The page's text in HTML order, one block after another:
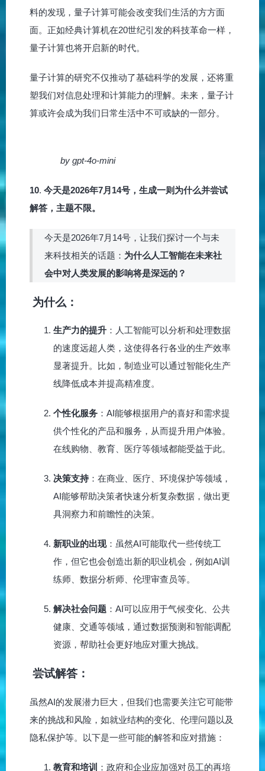
料的发现，量子计算可能会改变我们生活的方方面
面。正如经典计算机在20世纪引发的科技革命一样，
量子计算也将开启新的时代。
量子计算的研究不仅推动了基础科学的发展，还将重
塑我们对信息处理和计算能力的理解。未来，量子计
算或许会成为我们日常生活中不可或缺的一部分。
by gpt-4o-mini
10. 今天是2026年7月14号，生成一则为什么并尝试
解答，主题不限。
今天是2026年7月14号，让我们探讨一个与未
来科技相关的话题： 为什么人工智能在未来社
会中对人类发展的影响将是深远的？
为什么：
生产力的提升 ：人工智能可以分析和处理数据
的速度远超人类，这使得各行各业的生产效率
显著提升。比如，制造业可以通过智能化生产
线降低成本并提高精准度。
个性化服务 ：AI能够根据用户的喜好和需求提
供个性化的产品和服务，从而提升用户体验。
在线购物、教育、医疗等领域都能受益于此。
决策支持：在商业、医疗、环境保护等领域，
AI能够帮助决策者快速分析复杂数据，做出更
具洞察力和前瞻性的决策。
新职业的出现：虽然AI可能取代一些传统工
作，但它也会创造出新的职业机会，例如AI训
练师、数据分析师、伦理审查员等。
解决社会问题 ：AI可以应用于气候变化、公共
健康、交通等领域，通过数据预测和智能调配
资源，帮助社会更好地应对重大挑战。
尝试解答：
虽然AI的发展潜力巨大，但我们也需要关注它可能带
来的挑战和风险，如就业结构的变化、伦理问题以及
隐私保护等。以下是一些可能的解答和应对措施：
教育和培训 ：政府和企业应加强对员工的再培